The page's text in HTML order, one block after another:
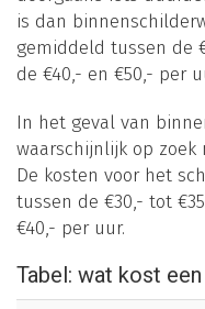
is dan
gemiddeld tussen de
de €40,- en €50,- per
In het geval van
waarschijnlijk op zoek
De kosten voor het
tussen de €30,- tot
€40,- per uur.
Tabel: wat kost